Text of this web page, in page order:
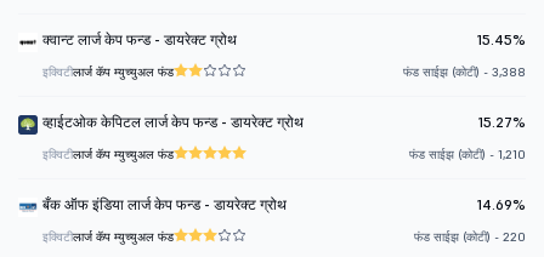
क्वान्ट लार्ज केप फन्ड - डायरेक्ट ग्रोथ 15.45%
इक्विटीलार्ज कॅप म्युच्युअल फंड फंड साईझ (कोटी) - 3,388
व्हाईटओक केपिटल लार्ज केप फन्ड - डायरेक्ट ग्रोथ 15.27%
इक्विटीलार्ज कॅप म्युच्युअल फंड फंड साईझ (कोटी) - 1,210
बँक ऑफ इंडिया लार्ज केप फन्ड - डायरेक्ट ग्रोथ 14.69%
इक्विटीलार्ज कॅप म्युच्युअल फंड फंड साईझ (कोटी) - 220